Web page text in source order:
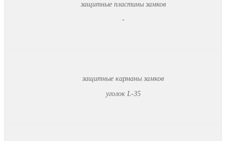
защитные пластины замков
-
защитные карманы замков
уголок L-35